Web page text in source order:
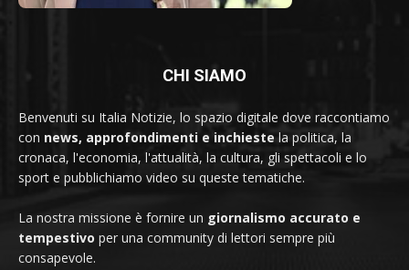
CHI SIAMO
Benvenuti su Italia Notizie, lo spazio digitale dove raccontiamo
con news, approfondimenti e inchieste la politica, la
cronaca, l'economia, l'attualità, la cultura, gli spettacoli e lo
sport e pubblichiamo video su queste tematiche.
La nostra missione è fornire un giornalismo accurato e
tempestivo per una community di lettori sempre più
consapevole.